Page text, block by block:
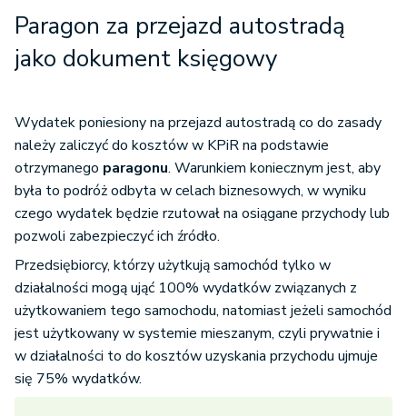
Paragon za przejazd autostradą
jako dokument księgowy
Wydatek poniesiony na przejazd autostradą co do zasady
należy zaliczyć do kosztów w KPiR na podstawie
otrzymanego paragonu. Warunkiem koniecznym jest, aby
była to podróż odbyta w celach biznesowych, w wyniku
czego wydatek będzie rzutował na osiągane przychody lub
pozwoli zabezpieczyć ich źródło.
Przedsiębiorcy, którzy użytkują samochód tylko w
działalności mogą ująć 100% wydatków związanych z
użytkowaniem tego samochodu, natomiast jeżeli samochód
jest użytkowany w systemie mieszanym, czyli prywatnie i
w działalności to do kosztów uzyskania przychodu ujmuje
się 75% wydatków.